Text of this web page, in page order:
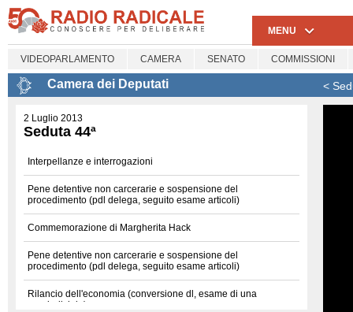
MENU
VIDEOPARLAMENTO CAMERA SENATO COMMISSIONI
Camera dei Deputati <
2 Luglio 2013
Seduta 44ª
Interpellanze e interrogazioni
Pene detentive non carcerarie e sospensione del
procedimento (pdl delega, seguito esame articoli)
Commemorazione di Margherita Hack
Pene detentive non carcerarie e sospensione del
procedimento (pdl delega, seguito esame articoli)
Rilancio dell'economia (conversione dl, esame di una
pregiudiziale)